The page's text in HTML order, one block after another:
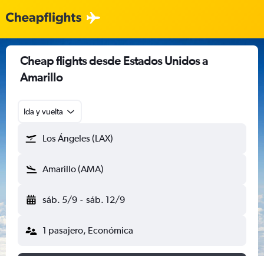
Cheap flights desde Estados Unidos a
Amarillo
Ida y vuelta
Los Ángeles (LAX)
Amarillo (AMA)
sáb. 5/9 - sáb. 12/9
1 pasajero, Económica